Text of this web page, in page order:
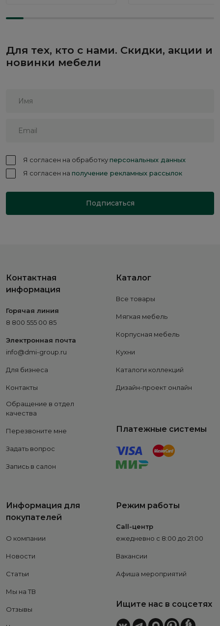
Для тех, кто с нами. Скидки, акции и
новинки мебели
Я согласен на обработкуперсональных данных
Я согласен на получение рекламных рассылок
Подписаться
Контактная
информация
Горячая линия
8 800 555 00 85
Электронная почта
info@dmi-group.ru
Для бизнеса
Контакты
Обращение в отдел
качества
Перезвоните мне
Задать вопрос
Запись в салон
Каталог
Все товары
Мягкая мебель
Корпусная мебель
Кухни
Каталоги коллекций
Дизайн-проект онлайн
Платежные системы
Информация для
покупателей
О компании
Новости
Статьи
Мы на ТВ
Отзывы
Режим работы
Call-центр
ежедневно с 8:00 до 21:00
Вакансии
Афиша мероприятий
Ищите нас в соцсетях